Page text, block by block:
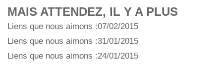
MAIS ATTENDEZ, IL Y A PLUS
Liens que nous aimons :07/02/2015
Liens que nous aimons :31/01/2015
Liens que nous aimons :24/01/2015